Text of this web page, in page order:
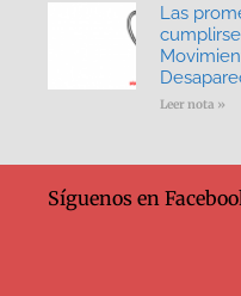
Las
Leer nota »
Síguenos en